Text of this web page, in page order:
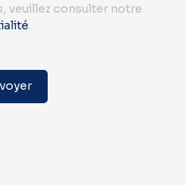
veuillez consulter notre
.